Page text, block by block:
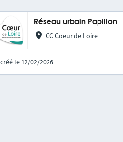
Réseau urbain Papillon
CC Coeur de Loire
créé le 12/02/2026